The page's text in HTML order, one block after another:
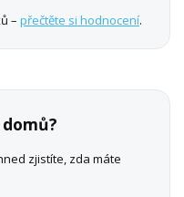
– přečtěte si hodnocení.
zjistíte, zda máte